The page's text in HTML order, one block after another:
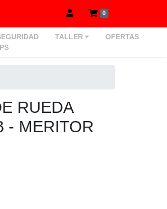
0
TALLER OFERTAS
RUEDA
- MERITOR